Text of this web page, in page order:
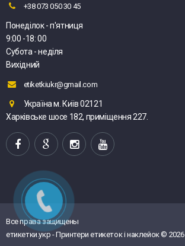
+38 073 050 30 45
Понеділок - п'ятниця
9:00 -18: 00
Субота - неділя
Вихідний
etiketkiukr@gmail.com
Україна м. Київ 02121
Харківське шосе 182, приміщення 227.
Все права защищены
етикетки.укр - Принтери етикеток і наклейок © 2026